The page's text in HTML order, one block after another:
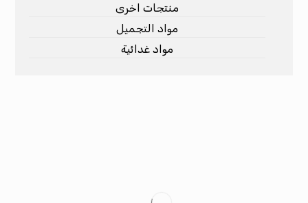
منتجات اخرى
مواد التجميل
مواد غدائية